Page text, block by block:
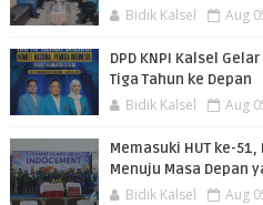
Bidik Kalsel Aug
DPD KNPI Kalsel
Tiga Tahun ke Depan
Bidik Kalsel Aug
Memasuki HUT ke-
Menuju Masa Depan
Bidik Kalsel Aug